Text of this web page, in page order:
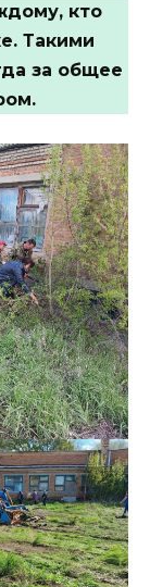
кто
Такими
за общее